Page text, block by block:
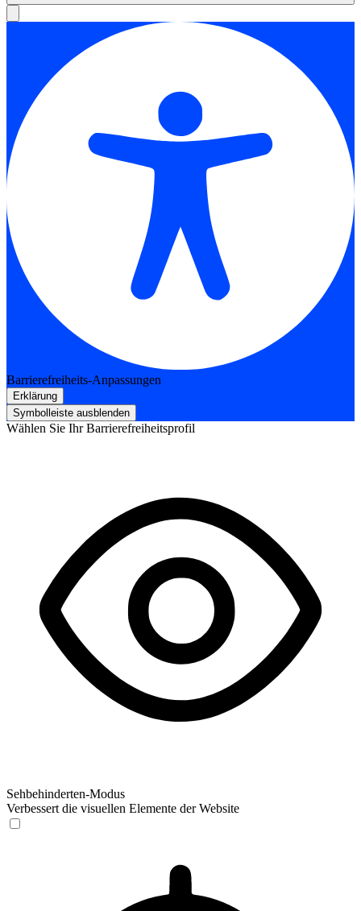
Barrierefreiheits-Anpassungen
Erklärung
Symbolleiste ausblenden
Wählen Sie Ihr Barrierefreiheitsprofil
Sehbehinderten-Modus
Verbessert die visuellen Elemente der Website